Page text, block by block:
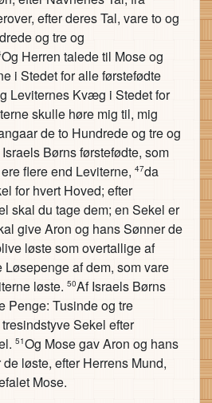
efter deres Tal, vare to og
og tre og
Og Herren talede til Mose og
i Stedet for alle førstefødte
Leviternes Kvæg i Stedet for
skulle høre mig til, mig
de to Hundrede og tre og
Børns førstefødte, som
flere end Leviterne, 47da
for hvert Hoved; efter
skal du tage dem; en Sekel er
give Aron og hans Sønner de
løste som overtallige af
Løsepenge af dem, som vare
løste. 50Af Israels Børns
Penge: Tusinde og tre
Sekel efter
51Og Mose gav Aron og hans
løste, efter Herrens Mund,
Mose.